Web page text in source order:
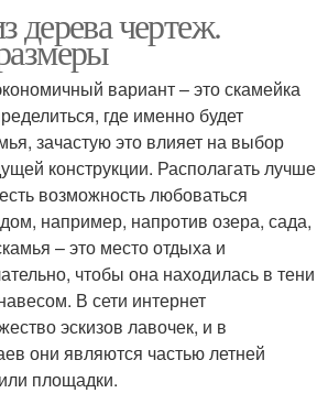
Деревянная скамейка
дерева чертеж.
вариант – это скамейка
где именно будет
зачастую это влияет на выбор
конструкции. Располагать лучше
возможность любоваться
например, напротив озера, сада,
– это место отдыха и
чтобы она находилась в тени
В сети интернет
эскизов лавочек, и в
они являются частью летней
площадки.